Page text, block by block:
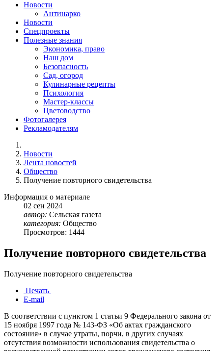
Новости
Антинарко
Новости
Спецпроекты
Полезные знания
Экономика, право
Наш дом
Безопасность
Сад, огород
Кулинарные рецепты
Психология
Мастер-классы
Цветоводство
Фотогалерея
Рекламодателям
Новости
Лента новостей
Общество
Получение повторного свидетельства
Информация о материале
02 сен 2024
автор: Сельская газета
категория: Общество
Просмотров: 1444
Получение повторного свидетельства
Получение повторного свидетельства
Печать
E-mail
В соответствии с пунктом 1 статьи 9 Федерального закона от
15 ноября 1997 года № 143-ФЗ «Об актах гражданского
состояния» в случае утраты, порчи, в других случаях
отсутствия возможности использования свидетельства о